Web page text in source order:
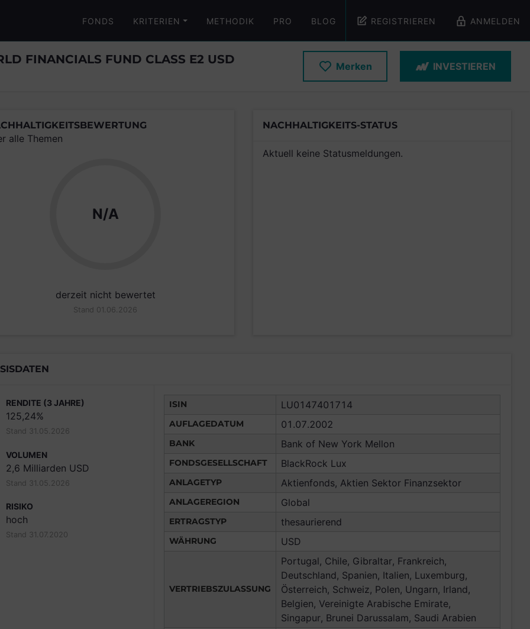
FONDS KRITERIEN METHODIK PRO BLOG REGISTRIEREN ANMELDEN
FINANCIALS FUND CLASS E2 USD
Merken INVESTIEREN
alle Themen
N/A
derzeit nicht bewertet
Stand 01.06.2026
NACHHALTIGKEITS-STATUS
Aktuell keine Statusmeldungen.
RENDITE (3 JAHRE)
125,24%
Stand 31.05.2026
VOLUMEN
2,6 Milliarden USD
Stand 31.05.2026
RISIKO
hoch
Stand 31.07.2020
ISIN LU0147401714
AUFLAGEDATUM 01.07.2002
BANK Bank of New York Mellon
FONDSGESELLSCHAFT BlackRock Lux
ANLAGETYP Aktienfonds, Aktien Sektor Finanzsektor
ANLAGEREGION Global
ERTRAGSTYP thesaurierend
WÄHRUNG USD
VERTRIEBSZULASSUNG
Portugal, Chile, Gibraltar, Frankreich,
Deutschland, Spanien, Italien, Luxemburg,
Österreich, Schweiz, Polen, Ungarn, Irland,
Belgien, Vereinigte Arabische Emirate,
Singapur, Brunei Darussalam, Saudi Arabien